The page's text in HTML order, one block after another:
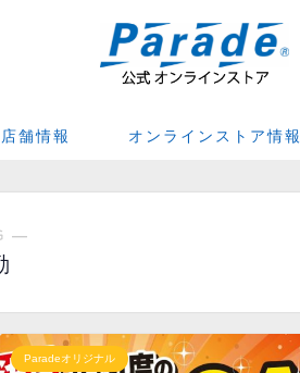
店舗情報 オンラインストア情報
―
Paradeオリジナル